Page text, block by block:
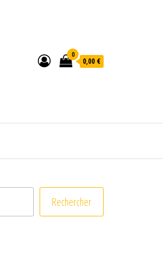
0
0,00 €
Rechercher